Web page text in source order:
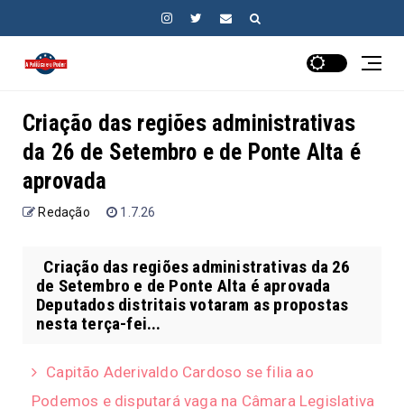
Criação das regiões administrativas
da 26 de Setembro e de Ponte Alta é
aprovada
Redação 1.7.26
Criação das regiões administrativas da 26
de Setembro e de Ponte Alta é aprovada
Deputados distritais votaram as propostas
nesta terça-fei...
Capitão Aderivaldo Cardoso se filia ao
Podemos e disputará vaga na Câmara Legislativa